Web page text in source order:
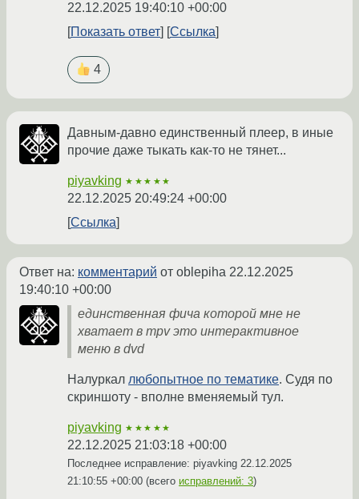
22.12.2025 19:40:10 +00:00
Показать ответ
Ссылка
4
Давным-давно единственный плеер, в иные
прочие даже тыкать как-то не тянет...
piyavking ★★★★★
22.12.2025 20:49:24 +00:00
Ссылка
Ответ на: комментарий от oblepiha 22.12.2025
19:40:10 +00:00
единственная фича которой мне не
хватает в mpv это интерактивное
меню в dvd
Налуркал любопытное по тематике. Судя по
скриншоту - вполне вменяемый тул.
piyavking ★★★★★
22.12.2025 21:03:18 +00:00
Последнее исправление: piyavking 22.12.2025
21:10:55 +00:00 (всего исправлений: 3)